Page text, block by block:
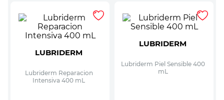
LUBRIDERM
Lubriderm Reparacion
Intensiva 400 mL
LUBRIDERM
Lubriderm Piel Sensible 400
mL